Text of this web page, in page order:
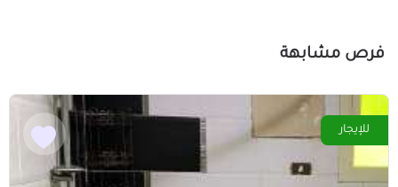
فرص مشابهة
للإيجار